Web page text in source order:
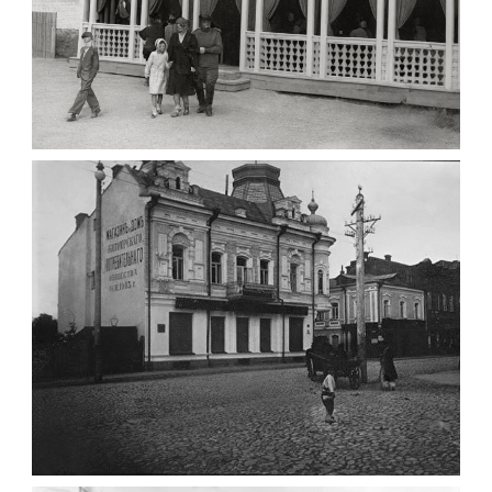
ПАВІЛЬЙОН МОРОЗИВА ЖИТОМИР 1947
Фото Житомир (1945-
1960)
Leave a comment
ФОТО ЖИТОМИРА 1905 ВУЛ.
МИХАЙЛІВСЬКА-СКОРУЛЬСЬКОГО